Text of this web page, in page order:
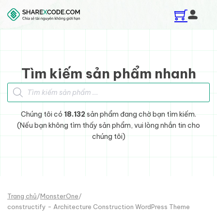
Skip to main content
Skip to footer
Tìm kiếm sản phẩm nhanh
Tìm kiếm sản phẩm
Chúng tôi có 18.132sản phẩm đang chờ bạn tìm kiếm.
(Nếu bạn không tìm thấy sản phẩm, vui lòng nhắn tin cho
chúng tôi)
Trang chủ/MonsterOne/
constructify - Architecture Construction WordPress Theme